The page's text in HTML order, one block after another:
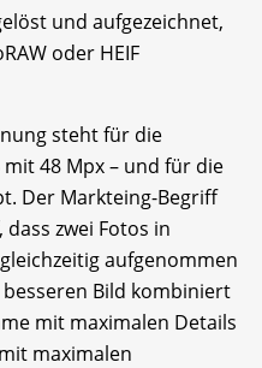
und aufgezeichnet,
oder HEIF
steht für die
48 Mpx – und für die
Der Markteing-Begriff
zwei Fotos in
aufgenommen
Bild kombiniert
mit maximalen Details
maximalen